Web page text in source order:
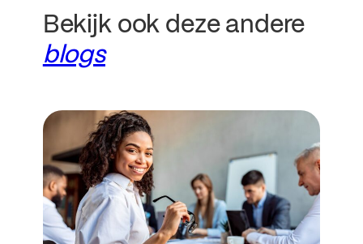
Bekijk ook deze andere
blogs